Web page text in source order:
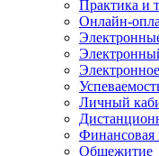
Практика и
Онлайн-
Личный
Финансовая
Общежитие